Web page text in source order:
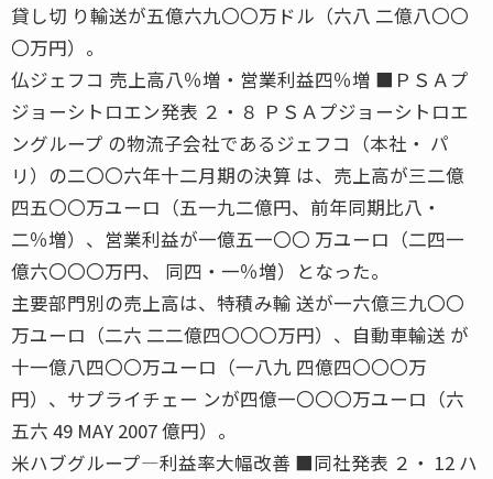
貸し切 り輸送が五億六九〇〇万ドル（六八 二億八〇〇
〇万円）。
仏ジェフコ 売上高八％増・営業利益四％増 ■ＰＳＡプ
ジョーシトロエン発表 ２・８ ＰＳＡプジョーシトロエ
ングループ の物流子会社であるジェフコ（本社・ パ
リ）の二〇〇六年十二月期の決算 は、売上高が三二億
四五〇〇万ユーロ（五一九二億円、前年同期比八・
二％増）、営業利益が一億五一〇〇 万ユーロ（二四一
億六〇〇〇万円、 同四・一％増）となった。
主要部門別の売上高は、特積み輸 送が一六億三九〇〇
万ユーロ（二六 二二億四〇〇〇万円）、自動車輸送 が
十一億八四〇〇万ユーロ（一八九 四億四〇〇〇万
円）、サプライチェー ンが四億一〇〇〇万ユーロ（六
五六 49 MAY 2007 億円）。
米ハブグループ―利益率大幅改善 ■同社発表 ２・ 12 ハ